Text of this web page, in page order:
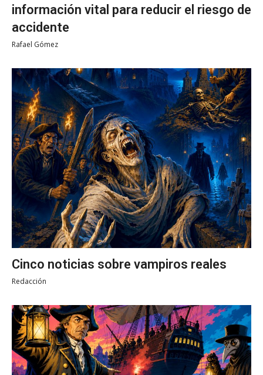
información vital para reducir el riesgo de
accidente
Rafael Gómez
Cinco noticias sobre vampiros reales
Redacción